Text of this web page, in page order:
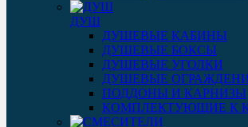
ДУШ
ДУШЕВЫЕ КАБИНЫ
ДУШЕВЫЕ БОКСЫ
ДУШЕВЫЕ УГОЛКИ
ДУШЕВЫЕ
ПОДДОНЫ И КАРНИЗЫ
КОМПЛЕКТУЮЩИЕ К